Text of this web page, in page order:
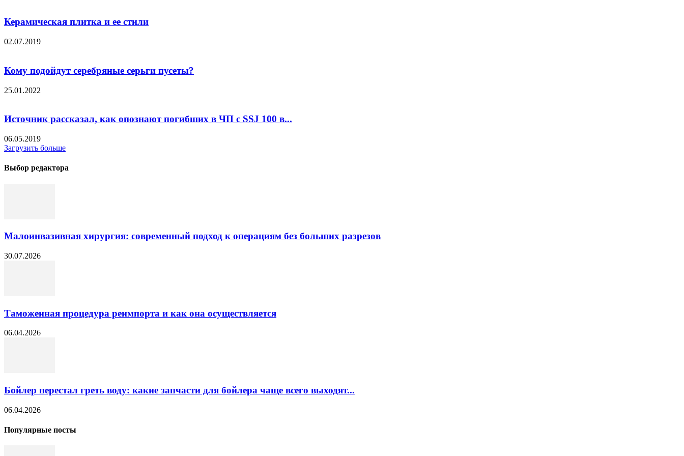
Керамическая плитка и ее стили
02.07.2019
Кому подойдут серебряные серьги пусеты?
25.01.2022
Источник рассказал, как опознают погибших в ЧП с SSJ 100 в...
06.05.2019
Загрузить больше
Выбор редактора
Малоинвазивная хирургия: современный подход к операциям без больших разрезов
30.07.2026
Таможенная процедура реимпорта и как она осуществляется
06.04.2026
Бойлер перестал греть воду: какие запчасти для бойлера чаще всего выходят...
06.04.2026
Популярные посты